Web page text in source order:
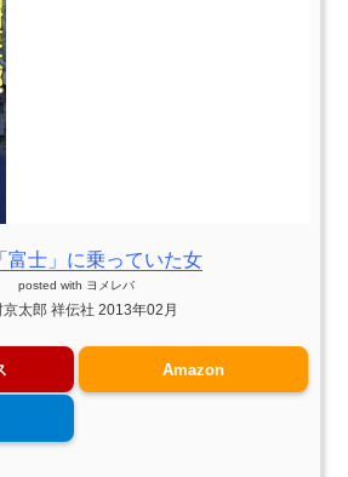
富士」に乗っていた女
posted with ヨメレバ
京太郎 祥伝社 2013年02月
Amazon